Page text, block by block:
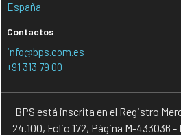
España
Contactos
info@bps.com.es
+91 313 79 00
BPS está inscrita en el Registro
24.100, Folio 172, Página M-433036